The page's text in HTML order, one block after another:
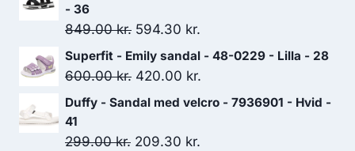
var:
649.00 kr..454.30 kr..
- 36
849.00kr. Den
oprindelige
pris
594.30 kr.
aktuelle
Superfit - Emily sandal - 48-0229 - Lilla - 28
600.00kr. Den
oprindelige
var:
420.00 kr.
aktuelle
Duffy - Sandal med velcro - 7936901 - Hvid -
41
299.00kr. Den
209.30 kr.